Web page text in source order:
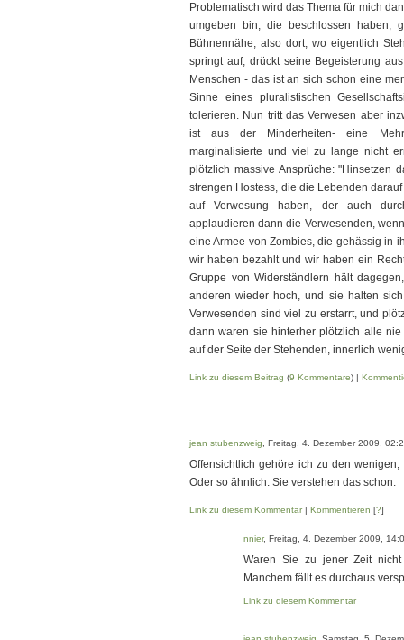
Problematisch wird das Thema für mich
umgeben bin, die beschlossen haben,
Bühnennähe, also dort, wo eigentlich
springt auf, drückt seine Begeisterung
Menschen - das ist an sich schon eine
Sinne eines pluralistischen
tolerieren. Nun tritt das Verwesen aber
ist aus der Minderheiten- eine
marginalisierte und viel zu lange nicht
plötzlich massive Ansprüche: "Hinsetzen
strengen Hostess, die die Lebenden
auf Verwesung haben, der auch
applaudieren dann die Verwesenden,
eine Armee von Zombies, die gehässig in
wir haben bezahlt und wir haben ein
Gruppe von Widerständlern hält
anderen wieder hoch, und sie halten
Verwesenden sind viel zu erstarrt, und
dann waren sie hinterher plötzlich alle
auf der Seite der Stehenden, innerlich
Link zu diesem Beitrag (9 Kommentare) |
jean stubenzweig , Freitag, 4. Dezember 2009,
Offensichtlich gehöre ich zu den
Oder so ähnlich. Sie verstehen das schon.
Link zu diesem Kommentar| Kommentieren [?]
nnier, Freitag, 4. Dezember 2009,
Waren Sie zu jener Zeit
Manchem fällt es durchaus
Link zu diesem Kommentar